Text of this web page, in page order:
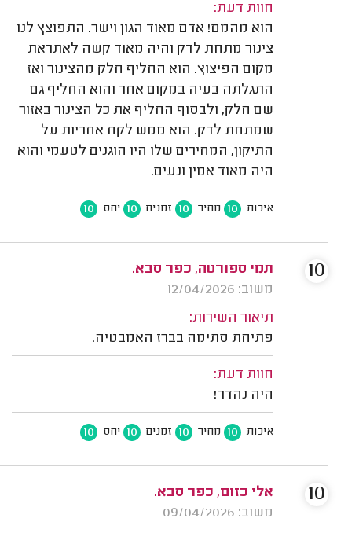
חוות דעת:
הוא מהמם! אדם מאוד הגון וישר. התפוצץ לנו
צינור מתחת לדק והיה מאוד קשה לאתראת
מקום הפיצוץ. הוא החליף חלק מהצינור ואז
התגלתה בעיה במקום אחר והוא החליף גם
שם חלק, ולבסוף החליף את כל הצינור באזור
שמתחת לדק. הוא ממש לקח אחריות על
התיקון, המחירים שלו היו הוגנים לטעמי והוא
היה מאוד אמין ונעים.
איכות 10 מחיר 10 זמנים 10 יחס 10
תמי ספורטה, כפר סבא.
משוב: 12/04/2026
תיאור השירות:
פתיחת סתימה בברז האמבטיה.
חוות דעת:
היה נהדר!
איכות 10 מחיר 10 זמנים 10 יחס 10
10
אלי כזום, כפר סבא.
משוב: 09/04/2026
10